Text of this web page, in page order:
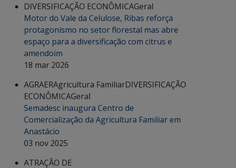
DIVERSIFICAÇÃO ECONÔMICAGeral
Motor do Vale da Celulose, Ribas reforça
protagonismo no setor florestal mas abre
espaço para a diversificação com citrus e
amendoim
18 mar 2026
AGRAERAgricultura FamiliarDIVERSIFICAÇÃO
ECONÔMICAGeral
Semadesc inaugura Centro de
Comercialização da Agricultura Familiar em
Anastácio
03 nov 2025
ATRAÇÃO DE